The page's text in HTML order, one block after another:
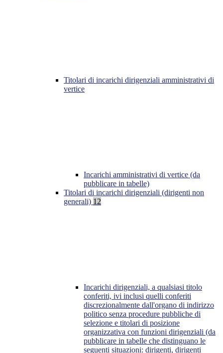
Titolari di incarichi dirigenziali amministrativi di
vertice
Incarichi amministrativi di vertice (da
pubblicare in tabelle)
Titolari di incarichi dirigenziali (dirigenti non
generali) 12
Incarichi dirigenziali, a qualsiasi titolo
conferiti, ivi inclusi quelli conferiti
discrezionalmente dall'organo di indirizzo
politico senza procedure pubbliche di
selezione e titolari di posizione
organizzativa con funzioni dirigenziali (da
pubblicare in tabelle che distinguano le
seguenti situazioni: dirigenti, dirigenti